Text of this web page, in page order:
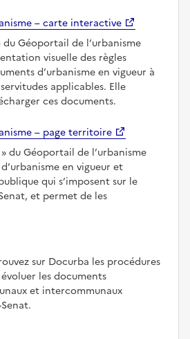
– carte interactive
Géoportail de l’urbanisme
visuelle des règles
d’urbanisme en vigueur à
applicables. Elle
ces documents.
– page territoire
du Géoportail de l’urbanisme
en vigueur et
qui s’imposent sur le
et permet de les
sur Docurba les procédures
les documents
et intercommunaux